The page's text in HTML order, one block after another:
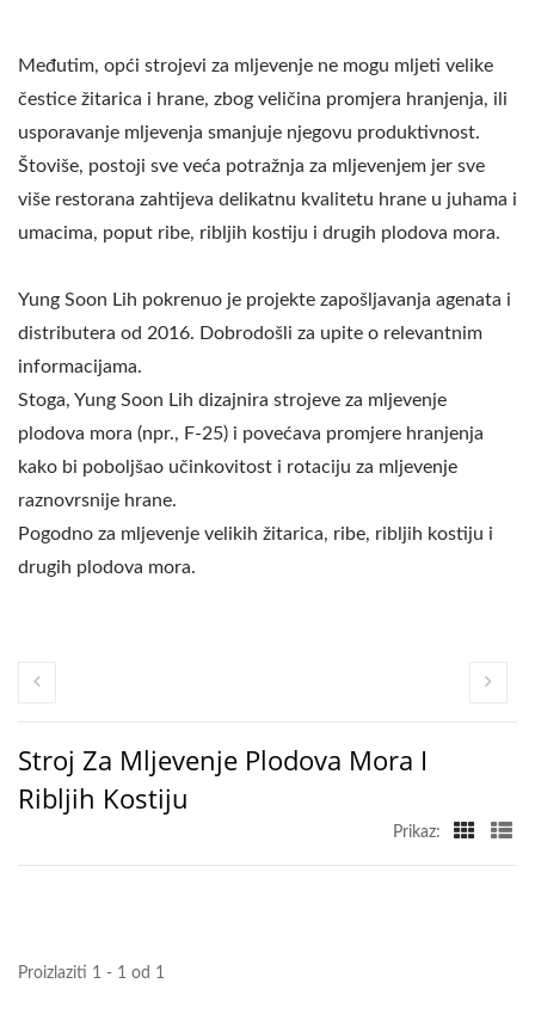
Međutim, opći strojevi za mljevenje ne mogu mljeti velike
čestice žitarica i hrane, zbog veličina promjera hranjenja, ili
usporavanje mljevenja smanjuje njegovu produktivnost.
Štoviše, postoji sve veća potražnja za mljevenjem jer sve
više restorana zahtijeva delikatnu kvalitetu hrane u juhama i
umacima, poput ribe, ribljih kostiju i drugih plodova mora.
Yung Soon Lih pokrenuo je projekte zapošljavanja agenata i
distributera od 2016. Dobrodošli za upite o relevantnim
informacijama.
Stoga, Yung Soon Lih dizajnira strojeve za mljevenje
plodova mora (npr., F-25) i povećava promjere hranjenja
kako bi poboljšao učinkovitost i rotaciju za mljevenje
raznovrsnije hrane.
Pogodno za mljevenje velikih žitarica, ribe, ribljih kostiju i
drugih plodova mora.
Stroj Za Mljevenje Plodova Mora I
Ribljih Kostiju
Prikaz:
Proizlaziti 1 - 1 od 1